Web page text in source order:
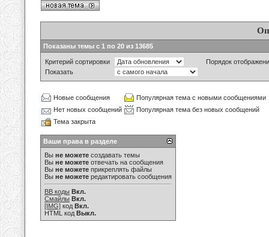
Показаны темы с 1 по 20 из 13685
Критерий сортировки
Порядок
Показать
Новые сообщения
Популярная тема с новыми сообщениями
Нет новых сообщений
Популярная тема без новых сообщений
Тема закрыта
Ваши права в разделе
Вы не можете создавать темы
Вы не можете отвечать на сообщения
Вы не можете прикреплять файлы
Вы не можете редактировать сообщения
BB коды Вкл.
Смайлы Вкл.
[IMG] код Вкл.
HTML код Выкл.